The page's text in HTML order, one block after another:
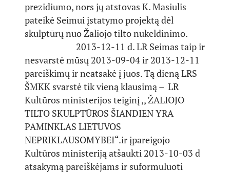
prezidiumo, nors jų atstovas K. Masiulis
pateikė Seimui įstatymo projektą dėl
skulptūrų nuo Žaliojo tilto nukeldinimo.
2013-12-11 d. LR Seimas taip ir
nesvarstė mūsų 2013-09-04 ir 2013-12-11
pareiškimų ir neatsakė į juos. Tą dieną LRS
ŠMKK svarstė tik vieną klausimą – LR
Kultūros ministerijos teiginį ,, ŽALIOJO
TILTO SKULPTŪROS ŠIANDIEN YRA
PAMINKLAS LIETUVOS
NEPRIKLAUSOMYBEI“.ir įpareigojo
Kultūros ministeriją atšaukti 2013-10-03 d
atsakymą pareiškėjams ir suformuluoti